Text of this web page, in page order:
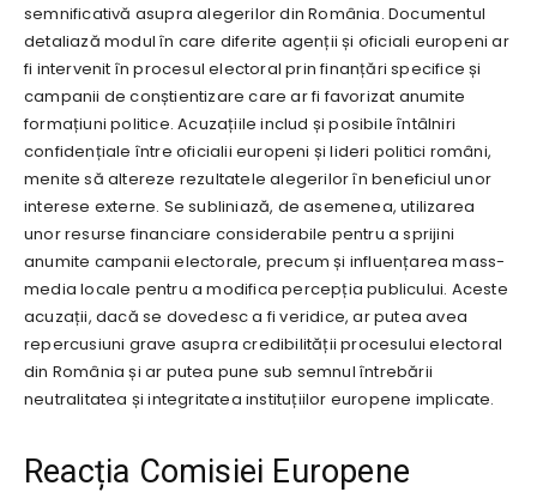
semnificativă asupra alegerilor din România. Documentul
detaliază modul în care diferite agenții și oficiali europeni ar
fi intervenit în procesul electoral prin finanțări specifice și
campanii de conștientizare care ar fi favorizat anumite
formațiuni politice. Acuzațiile includ și posibile întâlniri
confidențiale între oficialii europeni și lideri politici români,
menite să altereze rezultatele alegerilor în beneficiul unor
interese externe. Se subliniază, de asemenea, utilizarea
unor resurse financiare considerabile pentru a sprijini
anumite campanii electorale, precum și influențarea mass-
media locale pentru a modifica percepția publicului. Aceste
acuzații, dacă se dovedesc a fi veridice, ar putea avea
repercusiuni grave asupra credibilității procesului electoral
din România și ar putea pune sub semnul întrebării
neutralitatea și integritatea instituțiilor europene implicate.
Reacția Comisiei Europene